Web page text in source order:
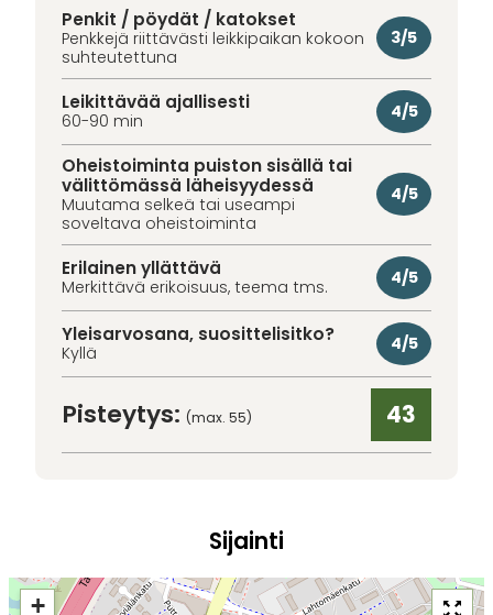
Penkit / pöydät / katokset
Penkkejä riittävästi leikkipaikan kokoon
suhteutettuna
3/5
Leikittävää ajallisesti
60-90 min 4/5
Oheistoiminta puiston sisällä tai
välittömässä läheisyydessä
Muutama selkeä tai useampi
soveltava oheistoiminta
4/5
Erilainen yllättävä
Merkittävä erikoisuus, teema tms. 4/5
Yleisarvosana, suosittelisitko?
Kyllä 4/5
Pisteytys: (max. 55) 43
Sijainti
+